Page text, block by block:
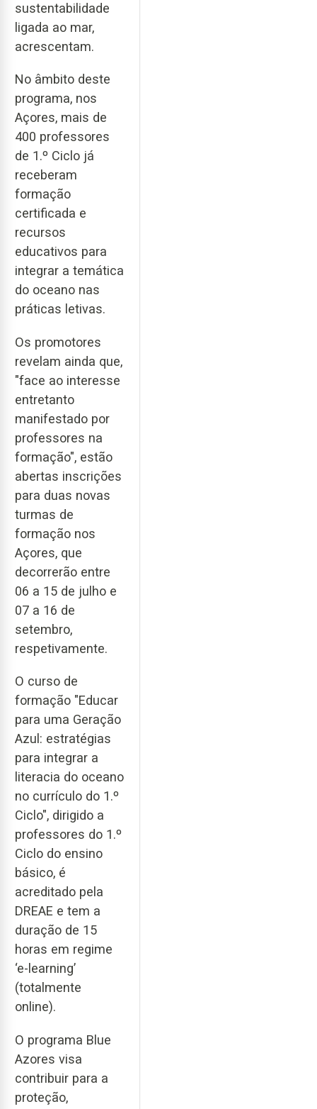
sustentabilidade
ligada ao mar,
acrescentam.
No âmbito deste
programa, nos
Açores, mais de
400 professores
de 1.º Ciclo já
receberam
formação
certificada e
recursos
educativos para
integrar a temática
do oceano nas
práticas letivas.
Os promotores
revelam ainda que,
"face ao interesse
entretanto
manifestado por
professores na
formação", estão
abertas inscrições
para duas novas
turmas de
formação nos
Açores, que
decorrerão entre
06 a 15 de julho e
07 a 16 de
setembro,
respetivamente.
O curso de
formação "Educar
para uma Geração
Azul: estratégias
para integrar a
literacia do oceano
no currículo do 1.º
Ciclo", dirigido a
professores do 1.º
Ciclo do ensino
básico, é
acreditado pela
DREAE e tem a
duração de 15
horas em regime
‘e-learning’
(totalmente
online).
O programa Blue
Azores visa
contribuir para a
proteção,